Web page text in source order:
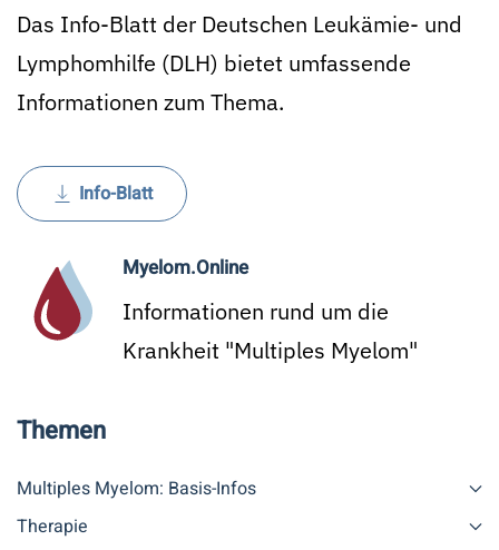
Das Info-Blatt der Deutschen Leukämie- und
Lymphomhilfe (DLH) bietet umfassende
Informationen zum Thema.
Info-Blatt
Myelom.Online
Informationen rund um die
Krankheit "Multiples Myelom"
Themen
Multiples Myelom: Basis-Infos
Therapie